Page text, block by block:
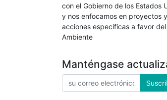
con el Gobierno de los Estados
y nos enfocamos en proyectos y
acciones específicas a favor
Ambiente
Manténgase